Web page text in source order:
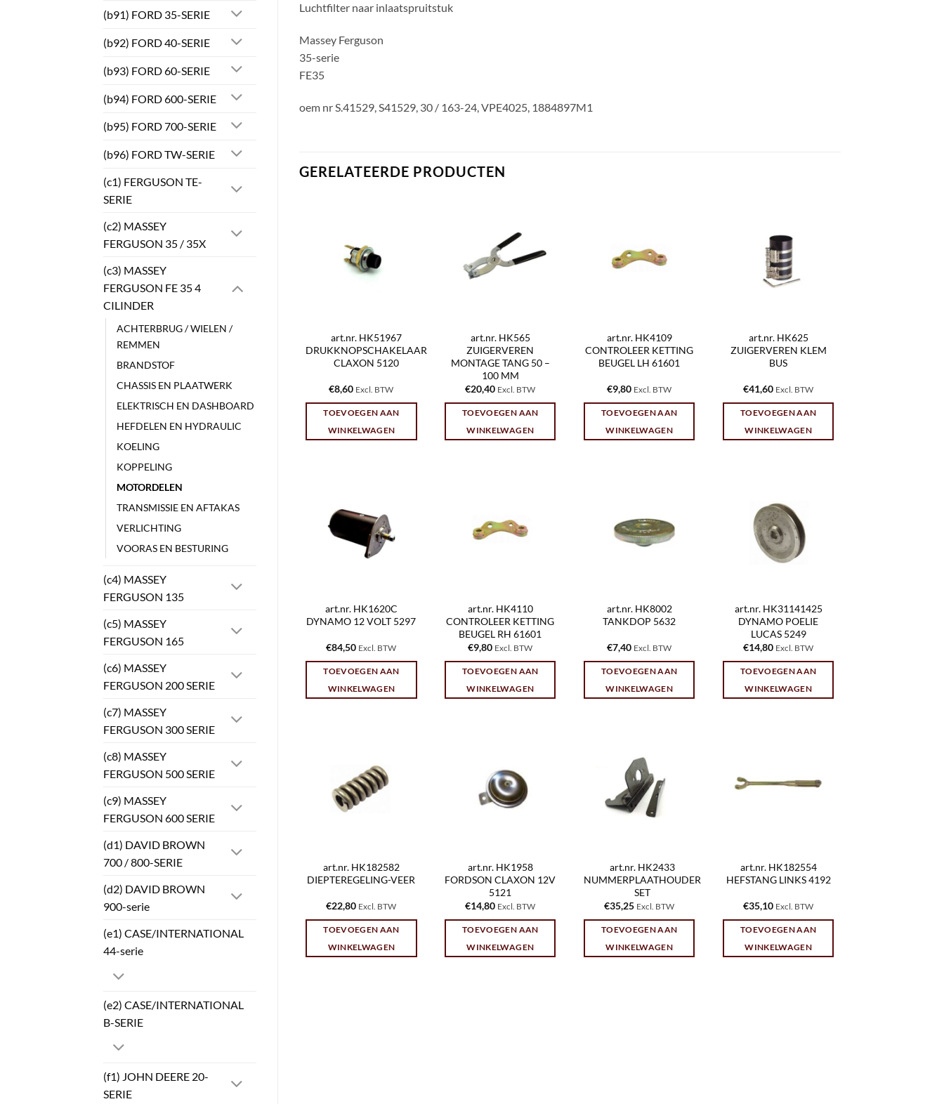
(b91) FORD 35-SERIE
(b92) FORD 40-SERIE
(b93) FORD 60-SERIE
(b94) FORD 600-SERIE
(b95) FORD 700-SERIE
(b96) FORD TW-SERIE
(c1) FERGUSON TE-
SERIE
(c2) MASSEY
FERGUSON 35 / 35X
(c3) MASSEY
FERGUSON FE 35 4
CILINDER
ACHTERBRUG / WIELEN /
REMMEN
BRANDSTOF
CHASSIS EN PLAATWERK
ELEKTRISCH EN DASHBOARD
HEFDELEN EN HYDRAULIC
KOELING
KOPPELING
MOTORDELEN
TRANSMISSIE EN AFTAKAS
VERLICHTING
VOORAS EN BESTURING
(c4) MASSEY
FERGUSON 135
(c5) MASSEY
FERGUSON 165
(c6) MASSEY
FERGUSON 200 SERIE
(c7) MASSEY
FERGUSON 300 SERIE
(c8) MASSEY
FERGUSON 500 SERIE
(c9) MASSEY
FERGUSON 600 SERIE
(d1) DAVID BROWN
700 / 800-SERIE
(d2) DAVID BROWN
900-serie
(e1) CASE/INTERNATIONAL
44-serie
(e2) CASE/INTERNATIONAL
B-SERIE
(f1) JOHN DEERE 20-
SERIE
Luchtfilter naar inlaatspruitstuk
Massey Ferguson
35-serie
FE35
oem nr S.41529, S41529, 30 / 163-24, VPE4025, 1884897M1
GERELATEERDE PRODUCTEN
art.nr. HK51967
DRUKKNOPSCHAKELAAR
CLAXON 5120
€8,60 Excl. BTW
TOEVOEGEN AAN
WINKELWAGEN
art.nr. HK565
ZUIGERVEREN
MONTAGE TANG 50 –
100 MM
€20,40 Excl. BTW
TOEVOEGEN AAN
WINKELWAGEN
art.nr. HK4109
CONTROLEER KETTING
BEUGEL LH 61601
€9,80 Excl. BTW
TOEVOEGEN AAN
WINKELWAGEN
art.nr. HK625
ZUIGERVEREN KLEM
BUS
€41,60 Excl. BTW
TOEVOEGEN AAN
WINKELWAGEN
art.nr. HK1620C
DYNAMO 12 VOLT 5297
€84,50 Excl. BTW
TOEVOEGEN AAN
WINKELWAGEN
art.nr. HK4110
CONTROLEER KETTING
BEUGEL RH 61601
€9,80 Excl. BTW
TOEVOEGEN AAN
WINKELWAGEN
art.nr. HK8002
TANKDOP 5632
€7,40 Excl. BTW
TOEVOEGEN AAN
WINKELWAGEN
art.nr. HK31141425
DYNAMO POELIE
LUCAS 5249
€14,80 Excl. BTW
TOEVOEGEN AAN
WINKELWAGEN
art.nr. HK182582
DIEPTEREGELING-VEER
€22,80 Excl. BTW
TOEVOEGEN AAN
WINKELWAGEN
art.nr. HK1958
FORDSON CLAXON 12V
5121
€14,80 Excl. BTW
TOEVOEGEN AAN
WINKELWAGEN
art.nr. HK2433
NUMMERPLAATHOUDER
SET
€35,25 Excl. BTW
TOEVOEGEN AAN
WINKELWAGEN
art.nr. HK182554
HEFSTANG LINKS 4192
€35,10 Excl. BTW
TOEVOEGEN AAN
WINKELWAGEN